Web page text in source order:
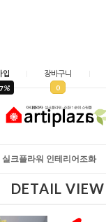
입
7
장바구니
0
실크플라워 인테리어조화
DETAIL VIEW